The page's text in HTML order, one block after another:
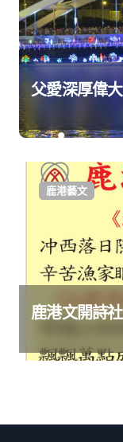
父愛深厚偉
鹿港藝文
鹿港文開詩社